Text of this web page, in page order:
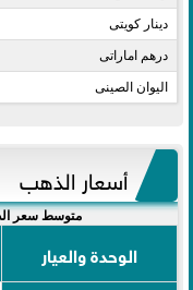
دينار كويتى​
درهم اماراتى​
اليوان الصينى​
أسعار الذهب
متوسط سعر
الوحدة والعيار